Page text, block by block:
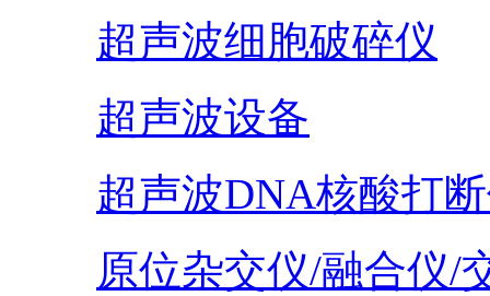
超声波细胞破碎仪
超声波设备
超声波DNA核酸打
原位杂交仪/融合仪/